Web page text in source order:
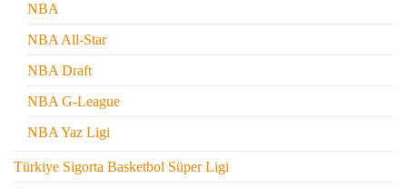
NBA
NBA All-Star
NBA Draft
NBA G-League
NBA Yaz Ligi
Türkiye Sigorta Basketbol Süper Ligi